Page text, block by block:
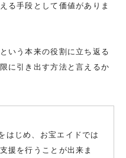
る手段として価値がありま
いう本来の役割に立ち返る
に引き出す方法と言えるか
はじめ、お宝エイドでは
援を行うことが出来ま